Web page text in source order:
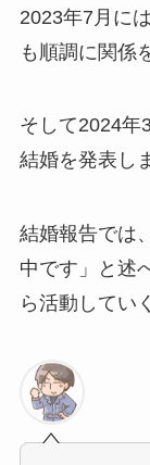
2023年7月に
も順調に関係
そして2024年
結婚を発表し
結婚報告では
中です」と述
ら活動してい